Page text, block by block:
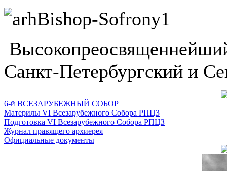
Санкт-Петербургский и
6-й ВСЕЗАРУБЕЖНЫЙ СОБОР
Материлы VI Всезарубежного Собора РПЦЗ
Подготовка VI Всезарубежного Собора РПЦЗ
Журнал правящего архиерея
Официальные документы